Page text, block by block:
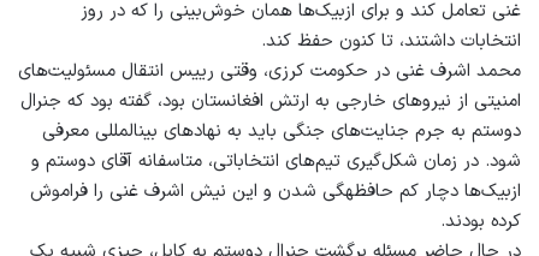
غنی تعامل کند و برای ازبیک‌ها همان خوش‌بینی را که در روز
انتخابات داشتند، تا کنون حفظ کند.
محمد اشرف غنی در حکومت کرزی، وقتی رییس انتقال مسئولیت‌های
امنیتی از نیروهای خارجی به ارتش افغانستان بود، گفته بود که جنرال
دوستم به جرم جنایت‌های جنگی باید به نهادهای بین‏المللی معرفی
شود. در زمان شکل‌گیری تیم‌های انتخاباتی، متاسفانه آقای دوستم و
ازبیک‌ها دچار کم حافظه‏گی شدن و این نیش اشرف غنی را فراموش
کرده بودند.